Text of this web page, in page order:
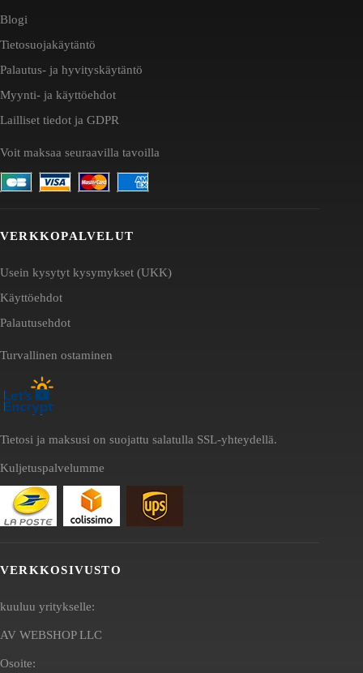
Blogi
Tietosuojakäytäntö
Palautus- ja hyvityskäytäntö
Myynti- ja käyttöehdot
Lailliset tiedot ja GDPR
Voit maksaa seuraavilla tavoilla
VERKKOPALVELUT
Usein kysytyt kysymykset (UKK)
Käyttöehdot
Palautusehdot
Turvallinen ostaminen
Tietosi ja maksusi on suojattu salatulla SSL-yhteydellä.
Kuljetuspalvelumme
VERKKOSIVUSTO
kuuluu yritykselle:
AV WEBSHOP LLC
Osoite: